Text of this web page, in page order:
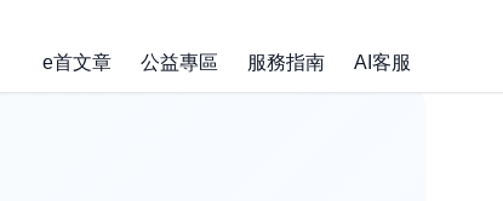
e首文章 公益專區 服務指南 AI客服